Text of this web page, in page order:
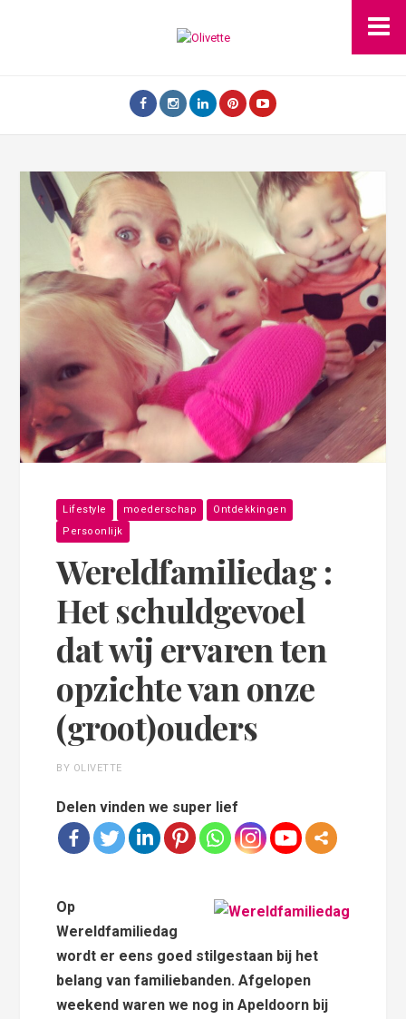
Lifestyle moederschap
Ontdekkingen
Persoonlijk
Wereldfamiliedag :
Het schuldgevoel
dat wij ervaren ten
opzichte van onze
(groot)ouders
BY OLIVETTE
Delen vinden we super lief
Op
Wereldfamiliedag
wordt er eens goed stilgestaan bij het
belang van familiebanden. Afgelopen
weekend waren we nog in Apeldoorn bij